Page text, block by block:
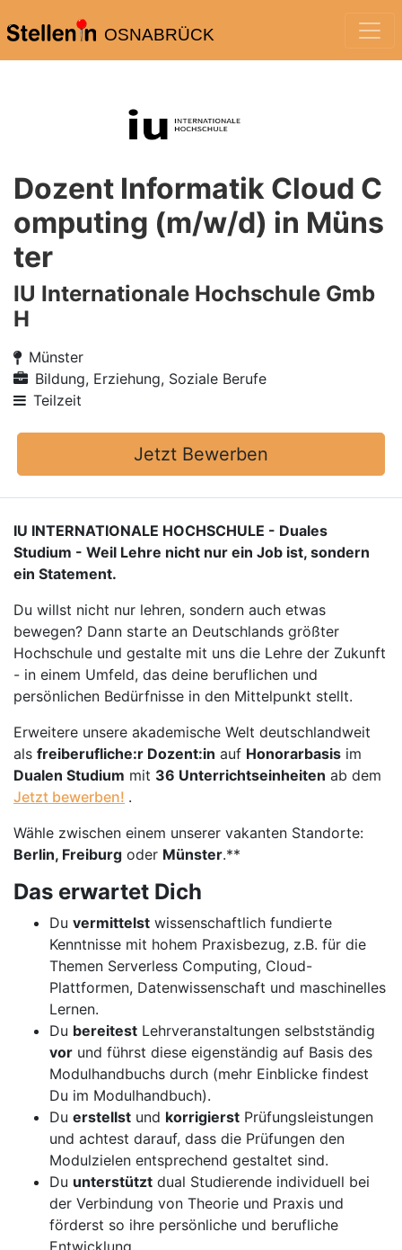
OSNABRÜCK
Dozent Informatik Cloud C
omputing (m/w/d) in Müns
ter
IU Internationale Hochschule Gmb
H
Münster
Bildung, Erziehung, Soziale Berufe
Teilzeit
Jetzt Bewerben
IU INTERNATIONALE HOCHSCHULE - Duales
Studium - Weil Lehre nicht nur ein Job ist, sondern
ein Statement.
Du willst nicht nur lehren, sondern auch etwas
bewegen? Dann starte an Deutschlands größter
Hochschule und gestalte mit uns die Lehre der Zukunft
- in einem Umfeld, das deine beruflichen und
persönlichen Bedürfnisse in den Mittelpunkt stellt.
Erweitere unsere akademische Welt deutschlandweit
als freiberufliche:r Dozent:in auf Honorarbasis im
Dualen Studium mit 36 Unterrichtseinheiten ab dem
Jetzt bewerben! .
Wähle zwischen einem unserer vakanten Standorte:
Berlin, Freiburg oder Münster.**
Das erwartet Dich
Du vermittelst wissenschaftlich fundierte
Kenntnisse mit hohem Praxisbezug, z.B. für die
Themen Serverless Computing, Cloud-
Plattformen, Datenwissenschaft und maschinelles
Lernen.
Du bereitest Lehrveranstaltungen selbstständig
vor und führst diese eigenständig auf Basis des
Modulhandbuchs durch (mehr Einblicke findest
Du im Modulhandbuch).
Du erstellst und korrigierst Prüfungsleistungen
und achtest darauf, dass die Prüfungen den
Modulzielen entsprechend gestaltet sind.
Du unterstützt dual Studierende individuell bei
der Verbindung von Theorie und Praxis und
förderst so ihre persönliche und berufliche
Entwicklung.